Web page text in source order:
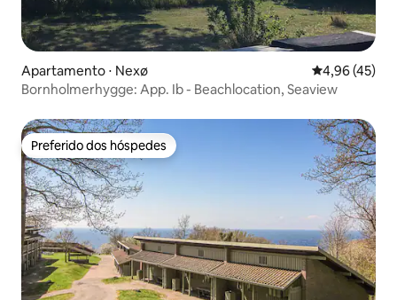
Apartamento ⋅ Nexø 4,96 de uma
4,96 (45)
Bornholmerhygge: App. Ib - Beachlocation, Seaview
Preferido dos hóspedes
Preferido dos hóspedes